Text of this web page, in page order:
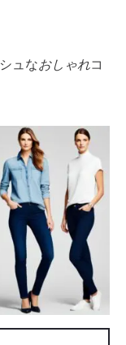
ュなおしゃれコ